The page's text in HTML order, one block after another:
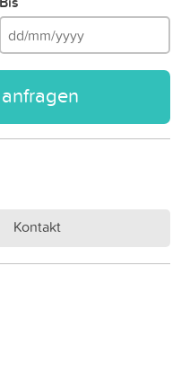
Kontakt